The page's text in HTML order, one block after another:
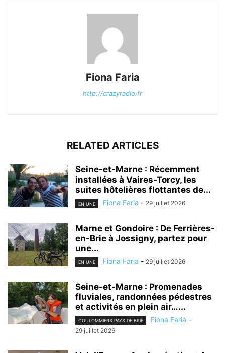
Fiona Faria
http://crazyradio.fr
RELATED ARTICLES
Seine-et-Marne : Récemment
installées à Vaires-Torcy, les
suites hôtelières flottantes de...
EN UNE Fiona Faria - 29 juillet 2026
Marne et Gondoire : De Ferrières-
en-Brie à Jossigny, partez pour
une...
EN UNE Fiona Faria - 29 juillet 2026
Seine-et-Marne : Promenades
fluviales, randonnées pédestres
et activités en plein air…...
COULOMMIERS PAYS DE BRIE Fiona Faria -
29 juillet 2026